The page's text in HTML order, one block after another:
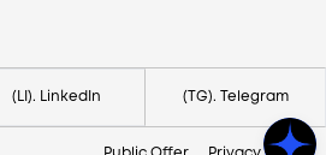
(LI). LinkedIn (TG). Telegram